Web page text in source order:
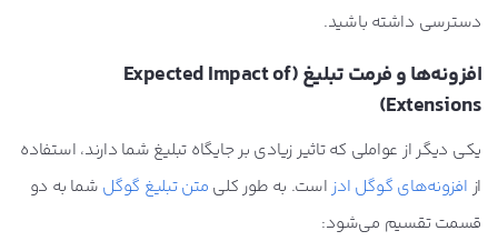
دسترسی داشته باشید.
افزونه‌ها و فرمت تبلیغ (Expected Impact of
Extensions
)
یکی دیگر از عواملی که تاثیر زیادی بر جایگاه تبلیغ شما دارند، استفاده
از افزونه‌های گوگل ادز است. به طور کلی متن تبلیغ گوگل شما به دو
قسمت تقسیم می‌شود: